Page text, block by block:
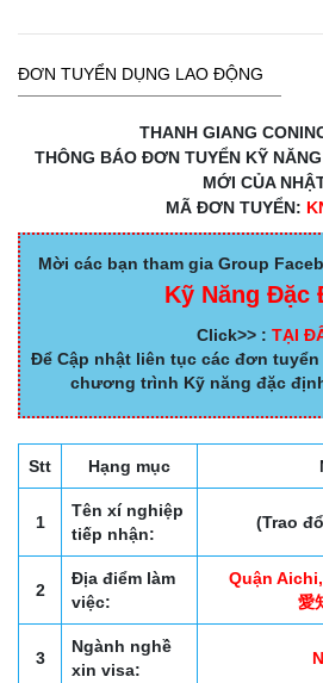
ĐƠN TUYỂN DỤNG LAO ĐỘNG
THANH GIANG
THÔNG BÁO ĐƠN TUYỂN KỸ
MỚI CỦA
MÃ ĐƠN TUYỂN:
Mời các bạn tham gia Group
Kỹ Năng Đặc
Click>> : TẠI
Để Cập nhật liên tục các đơn
chương trình Kỹ năng đặc
Stt Hạng mục
1
Tên xí nghiệp
tiếp nhận:
(Trao
2
Địa điểm làm
việc:
Quận
愛
3
Ngành nghề
xin visa: